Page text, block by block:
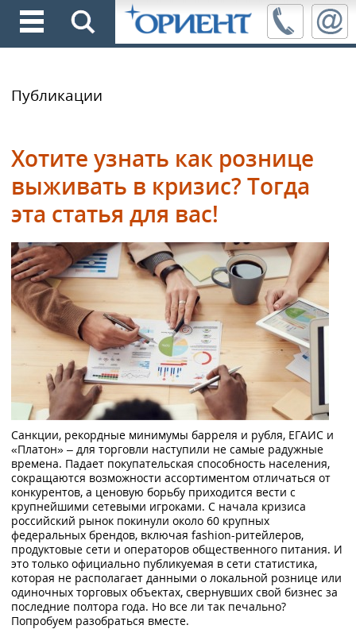
Публикации
Хотите узнать как рознице
выживать в кризис? Тогда
эта статья для вас!
Санкции, рекордные минимумы барреля и рубля, ЕГАИС и
«Платон» – для торговли наступили не самые радужные
времена. Падает покупательская способность населения,
сокращаются возможности ассортиментом отличаться от
конкурентов, а ценовую борьбу приходится вести с
крупнейшими сетевыми игроками. С начала кризиса
российский рынок покинули около 60 крупных
федеральных брендов, включая fashion-ритейлеров,
продуктовые сети и операторов общественного питания. И
это только официально публикуемая в сети статистика,
которая не располагает данными о локальной рознице или
одиночных торговых объектах, свернувших свой бизнес за
последние полтора года. Но все ли так печально?
Попробуем разобраться вместе.